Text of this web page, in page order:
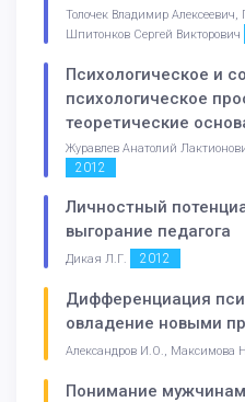
Толочек Владимир
Шпитонков Сергей Викторович
Психологическое и
психологическое
теоретические
Журавлев Анатолий
2012
Личностный
выгорание педагога
Дикая Л.Г. 2012
Дифференциация
овладение новыми
Александров И.О., Максимова
Понимание